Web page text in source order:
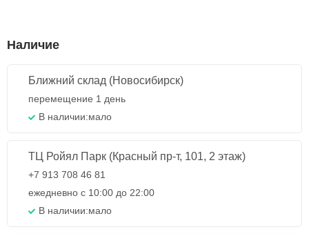
Наличие
Ближний склад (Новосибирск)
перемещение 1 день
В наличии:мало
ТЦ Ройял Парк (Красный пр-т, 101, 2 этаж)
+7 913 708 46 81
ежедневно с 10:00 до 22:00
В наличии:мало